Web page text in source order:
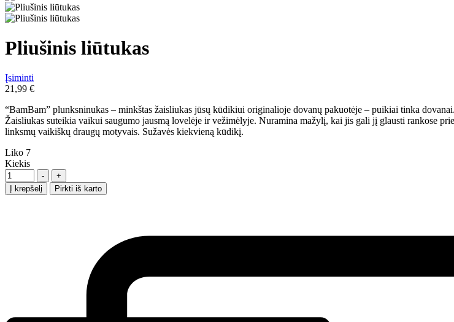
Pliušinis liūtukas
Įsiminti
21,99 €
“BamBam” plunksninukas – minkštas žaisliukas jūsų kūdikiui originalioje dovanų pakuotėje – puikiai tinka
Žaisliukas suteikia vaikui saugumo jausmą lovelėje ir vežimėlyje. Nuramina mažylį, kai jis gali jį glausti rankose
linksmų vaikiškų draugų motyvais. Sužavės kiekvieną kūdikį.
Liko 7
Kiekis
-
+
Į krepšelį
Pirkti iš karto